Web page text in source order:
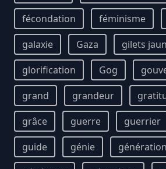
fécondation
féminisme
galaxie
Gaza
gilets
glorification
Gog
grand
grandeur
grâce
guerre guerrier
guide
génie génération